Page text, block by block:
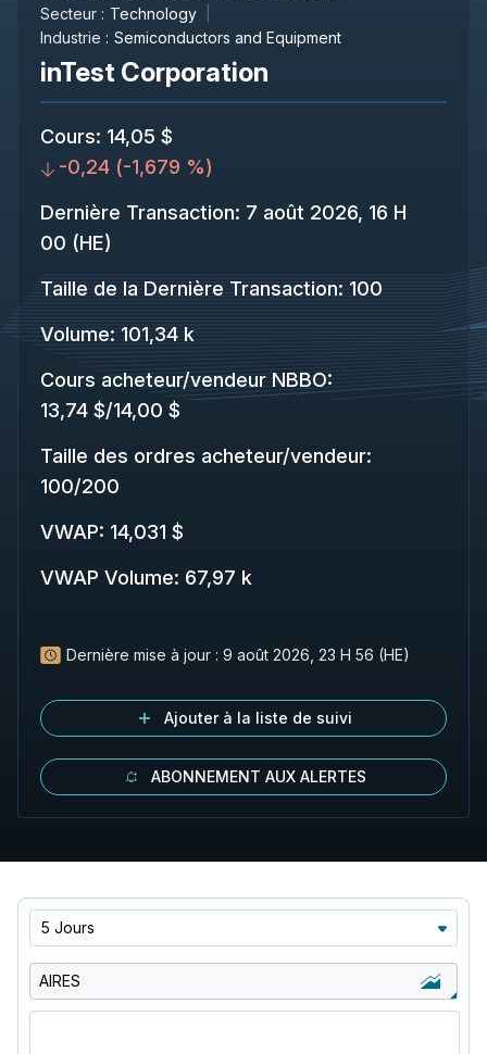
Secteur : Technology
Industrie : Semiconductors and Equipment
inTest Corporation
Cours: 14,05 $
-0,24 (-1,679 %)
Dernière Transaction: 7 août 2026, 16 H
00 (HE)
Taille de la Dernière Transaction: 100
Volume: 101,34 k
Cours acheteur/vendeur NBBO:
13,74 $/14,00 $
Taille des ordres acheteur/vendeur:
100/200
VWAP: 14,031 $
VWAP Volume: 67,97 k
Dernière mise à jour : 9 août 2026, 23 H 56 (HE)
Ajouter à la liste de suivi
ABONNEMENT AUX ALERTES
5 Jours
AIRES